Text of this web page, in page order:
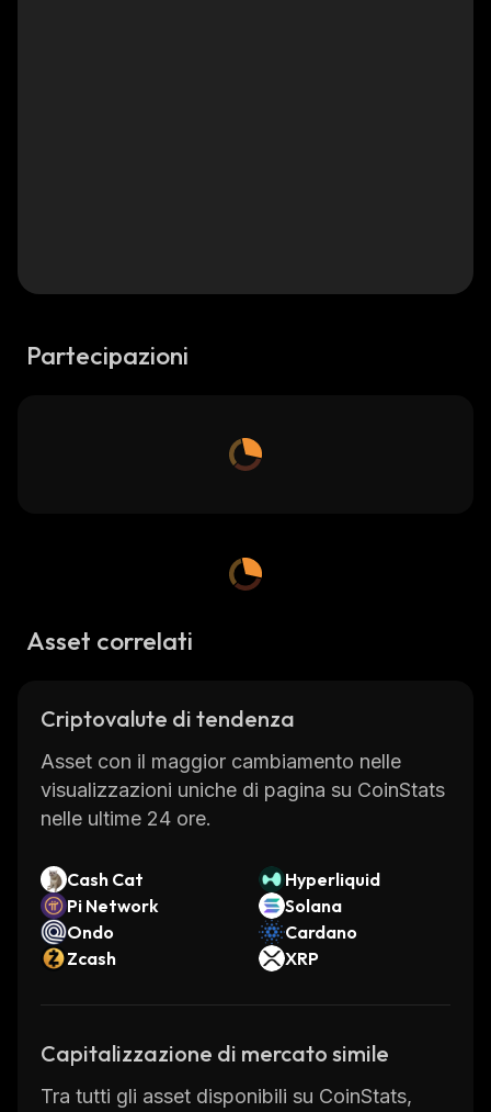
Partecipazioni
Asset correlati
Criptovalute di tendenza
Asset con il maggior cambiamento nelle
visualizzazioni uniche di pagina su CoinStats
nelle ultime 24 ore.
Cash Cat
Hyperliquid
Pi Network
Solana
Ondo
Cardano
Zcash
XRP
Capitalizzazione di mercato simile
Tra tutti gli asset disponibili su CoinStats,